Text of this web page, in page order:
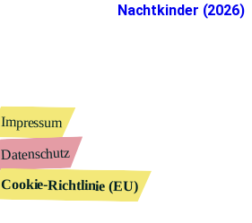
Nachtkinder (2026)
Impressum
Datenschutz
Cookie-Richtlinie (EU)